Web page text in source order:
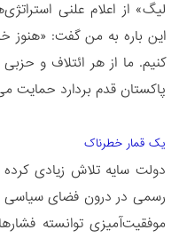
لیگ» از اعلام علنی
این باره به من گفت: «هنوز
کنیم. ما از هر ائتلاف و
پاکستان قدم بردارد حمایت
یک قمار خطرناک
دولت سایه تلاش زیادی
رسمی در درون فضای
موفقیت‌آمیزی توانسته